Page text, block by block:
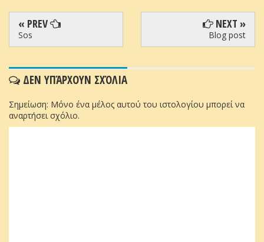
« PREV
Sos
NEXT »
Blog post
ΔΕΝ ΥΠΆΡΧΟΥΝ ΣΧΌΛΙΑ
Σημείωση: Μόνο ένα μέλος αυτού του ιστολογίου μπορεί να
αναρτήσει σχόλιο.